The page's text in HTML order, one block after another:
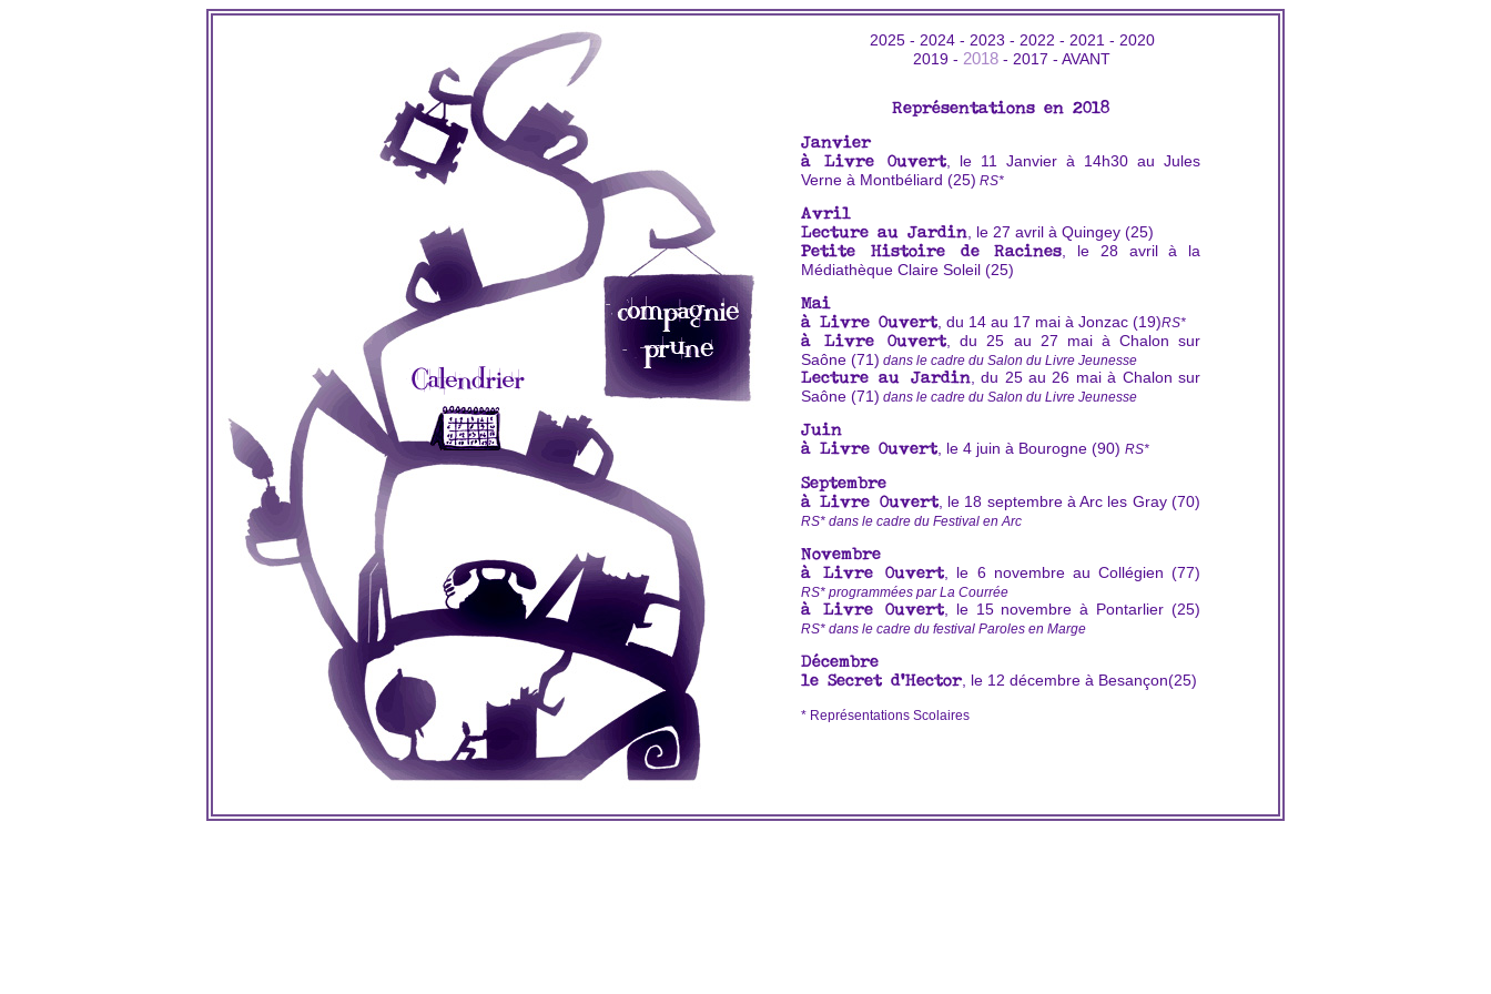
2025- 2024- 2023 - 2022 - 2021 - 2020
2019 - 2018 - 2017 - AVANT
Représentations en 2018
Janvier
à Livre Ouvert , le 11 Janvier à 14h30 au Jules
Verne à Montbéliard (25) RS*
Avril
Lecture au Jardin , le 27 avril à Quingey (25)
Petite Histoire de Racines , le 28 avril à la
Médiathèque Claire Soleil (25)
Mai
à Livre Ouvert , du 14 au 17 mai à Jonzac (19)RS*
à Livre Ouvert , du 25 au 27 mai à Chalon sur
Saône (71) dans le cadre du Salon du Livre Jeunesse
Lecture au Jardin , du 25 au 26 mai à Chalon sur
Saône (71) dans le cadre du Salon du Livre Jeunesse
Juin
à Livre Ouvert , le 4 juin à Bourogne (90) RS*
Septembre
à Livre Ouvert, le 18 septembre à Arc les Gray (70)
RS* dans le cadre du Festival en Arc
Novembre
à Livre Ouvert , le 6 novembre au Collégien (77)
RS* programmées par La Courrée
à Livre Ouvert, le 15 novembre à Pontarlier (25)
RS* dans le cadre du festival Paroles en Marge
Décembre
le Secret d'Hector, le 12 décembre à Besançon(25)
* Représentations Scolaires